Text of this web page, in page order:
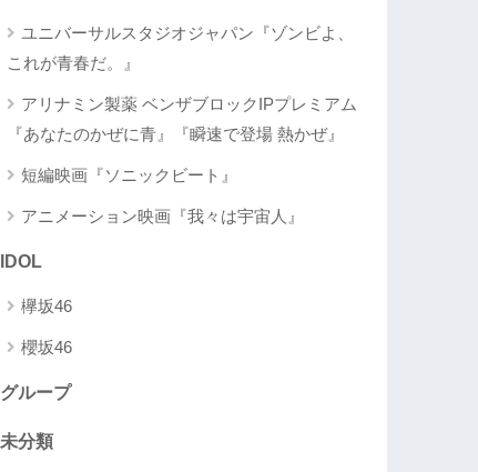
ユニバーサルスタジオジャパン『ゾンビよ、
これが青春だ。』
アリナミン製薬 ベンザブロックIPプレミアム
『あなたのかぜに青』『瞬速で登場 熱かぜ』
短編映画『ソニックビート』
アニメーション映画『我々は宇宙人』
IDOL
欅坂46
櫻坂46
グループ
未分類